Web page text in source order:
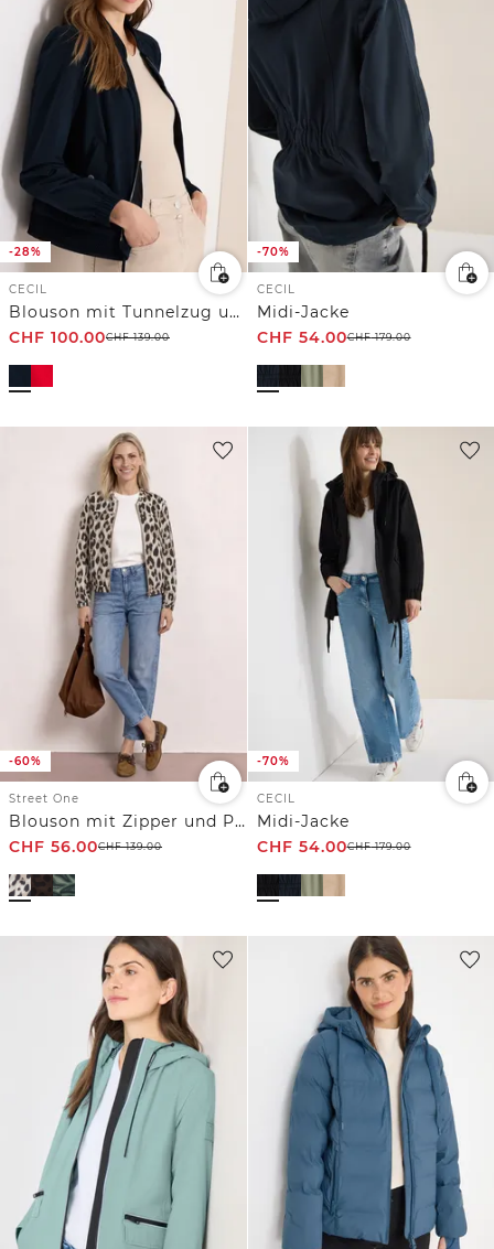
-28%
CECIL
Blouson mit Tunnelzug und Mesh-Details
CHF 100.00CHF139.00
-70%
CECIL
Midi-Jacke
CHF 54.00CHF179.00
-60%
Street One
Blouson mit Zipper und Print
CHF 56.00CHF139.00
-70%
CECIL
Midi-Jacke
CHF 54.00CHF179.00